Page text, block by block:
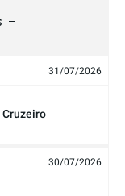
31/07/2026
Cruzeiro
30/07/2026